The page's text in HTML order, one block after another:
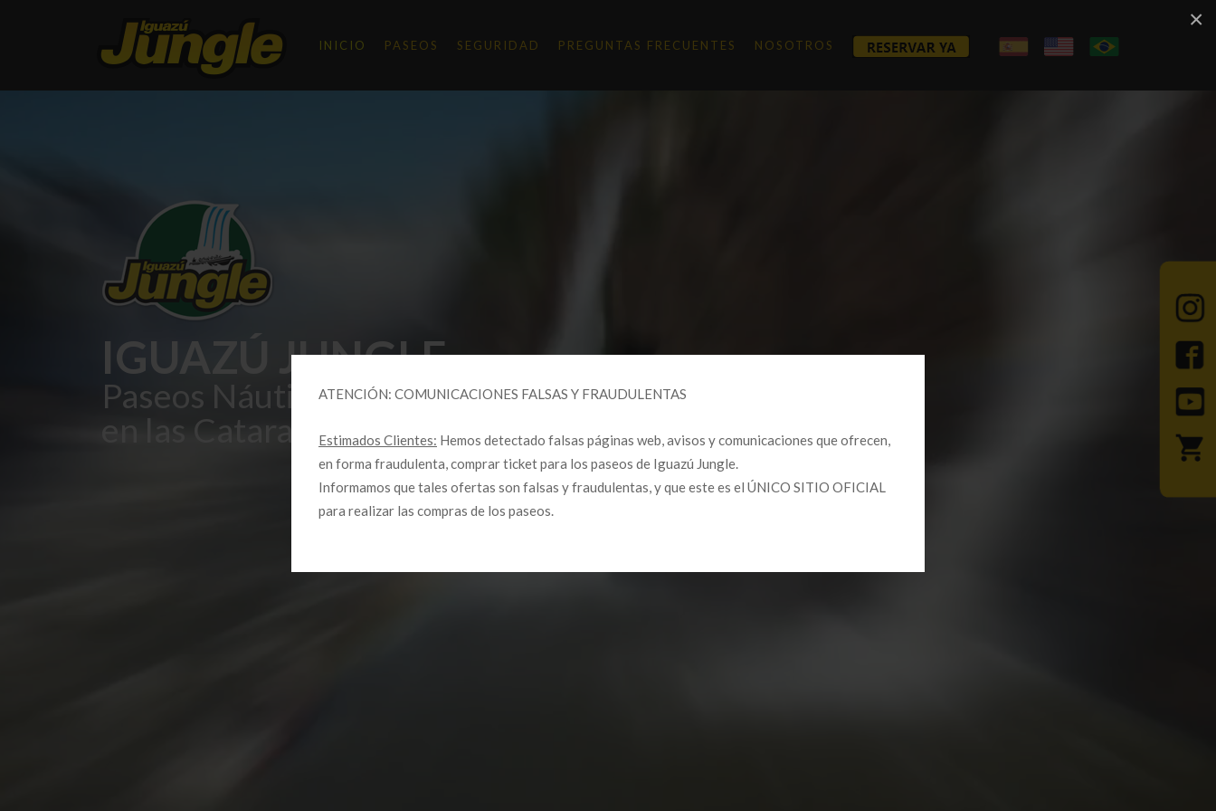
ATENCIÓN: COMUNICACIONES FALSAS Y FRAUDULENTAS
Estimados Clientes: Hemos detectado falsas páginas web, avisos y comunicaciones que ofrecen,
en forma fraudulenta, comprar ticket para los paseos de Iguazú Jungle.
Informamos que tales ofertas son falsas y fraudulentas, y que este es el ÚNICO SITIO OFICIAL
para realizar las compras de los paseos.
×
INICIO PASEOS SEGURIDAD PREGUNTAS FRECUENTES NOSOTROS
IGUAZÚ JUNGLE
Paseos Náuticos
en las Cataratas del Iguazú